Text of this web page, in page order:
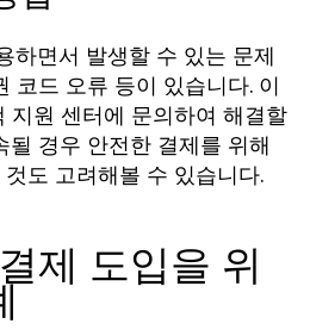
하면서 발생할 수 있는 문제
코드 오류 등이 있습니다. 이
지원 센터에 문의하여 해결할
될 경우 안전한 결제를 위해
도 고려해볼 수 있습니다.
제 도입을 위